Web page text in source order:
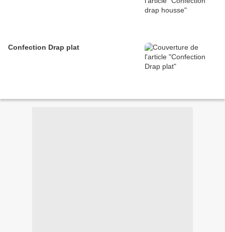
Confection Drap plat